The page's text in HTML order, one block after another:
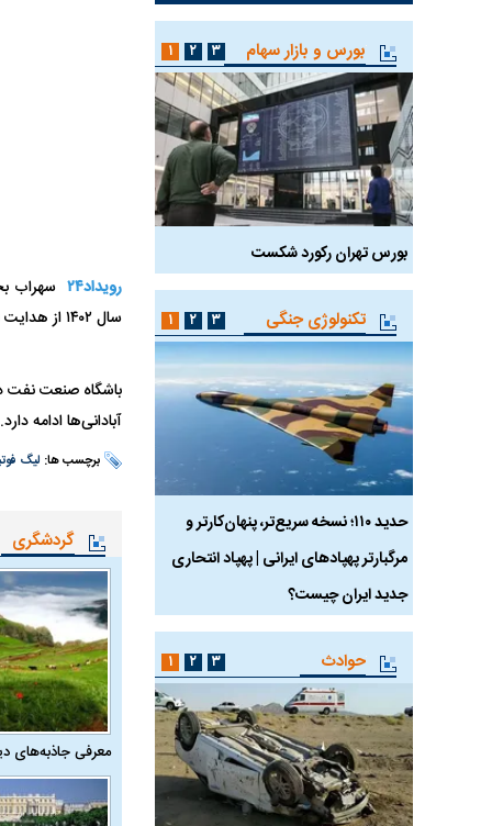
رویداد۲۴
سال ۱۴۰۲ از هدایت این تیم برکنار شد.
باشگاه صنعت نفت
آبادانی‌ها ادامه دارد.
برچسب ها: لیگ
گردشگری
معرفی جاذبه‌های
بورس و بازار سهام
بورس تهران رکورد شکست
۱ ۲ ۳
تکنولوژی جنگی
حدید ۱۱۰؛ نسخه سریع‌تر، پنهان‌کارتر و
مرگبارتر پهپادهای ایرانی | پهپاد انتحاری
جدید ایران چیست؟
۱ ۲ ۳
حوادث ۱ ۲ ۳